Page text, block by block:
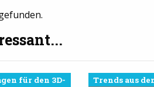
für den 3D-
Trends aus